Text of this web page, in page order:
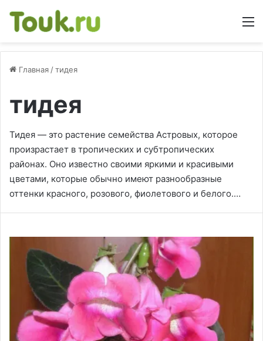
Главная /тидея
тидея
Тидея — это растение семейства Астровых, которое
произрастает в тропических и субтропических
районах. Оно известно своими яркими и красивыми
цветами, которые обычно имеют разнообразные
оттенки красного, розового, фиолетового и белого.…